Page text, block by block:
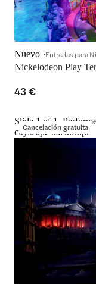
Nickelodeon Play
Nuevo Entradas para
43 €
Cancelación gratuita
Slide 1 of 1,
cityscape backdrop.